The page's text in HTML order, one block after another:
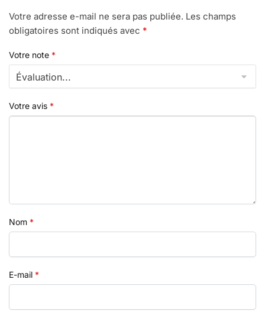
Votre adresse e-mail ne sera pas publiée. Les champs
obligatoires sont indiqués avec *
Votre note *
Votre avis *
Nom *
E-mail *